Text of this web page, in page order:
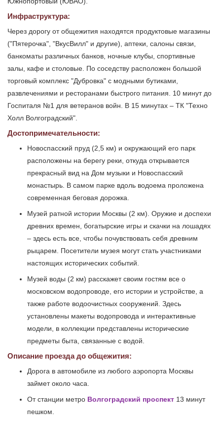
Инфраструктура:
Через дорогу от общежития находятся продуктовые магазины
("Пятерочка", "ВкусВилл" и другие), аптеки, салоны связи,
банкоматы различных банков, ночные клубы, спортивные
залы, кафе и столовые. По соседству расположен большой
торговый комплекс "Дубровка" с модными бутиками,
развлечениями и ресторанами быстрого питания. 10 минут до
Госпиталя №1 для ветеранов войн. В 15 минутах – ТК "Техно
Холл Волгоградский".
Достопримечательности:
Новоспасский пруд (2,5 км) и окружающий его парк
расположены на берегу реки, откуда открывается
прекрасный вид на Дом музыки и Новоспасский
монастырь. В самом парке вдоль водоема проложена
современная беговая дорожка.
Музей ратной истории Москвы (2 км). Оружие и доспехи
древних времен, богатырские игры и скачки на лошадях
– здесь есть все, чтобы почувствовать себя древним
рыцарем. Посетители музея могут стать участниками
настоящих исторических событий.
Музей воды (2 км) расскажет своим гостям все о
московском водопроводе, его истории и устройстве, а
также работе водоочистных сооружений. Здесь
установлены макеты водопровода и интерактивные
модели, в коллекции представлены исторические
предметы быта, связанные с водой.
Описание проезда до общежития:
Дорога в автомобиле из любого аэропорта Москвы
займет около часа.
От станции метро Волгоградский проспект 13 минут
пешком.